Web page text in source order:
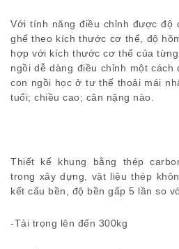
Với tính năng điều chỉnh được độ
ghế theo kích thước cơ thể, độ
hợp với kích thước cơ thể của
ngồi dễ dàng điều chỉnh một cách
con ngồi học ở tư thế thoải mái
tuổi; chiều cao; cân nặng nào.
Thiết kế khung bằng thép
trong xây dựng, vật liệu thép
kết cấu bền, độ bền gấp 5 lần so
-Tải trọng lên đến 300kg